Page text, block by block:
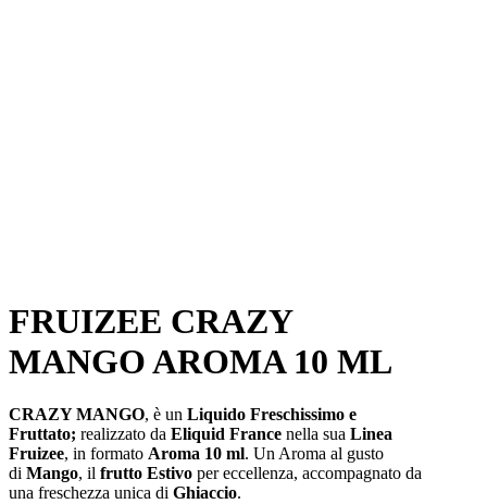
FRUIZEE CRAZY
MANGO AROMA 10 ML
CRAZY MANGO, è un Liquido Freschissimo e
Fruttato; realizzato da Eliquid France nella sua Linea
Fruizee, in formato Aroma 10 ml. Un Aroma al gusto
di Mango, il frutto Estivo per eccellenza, accompagnato da
una freschezza unica di Ghiaccio.